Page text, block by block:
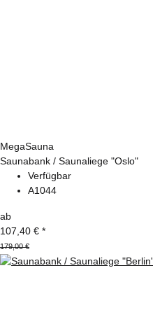
MegaSauna
Saunabank / Saunaliege "Oslo"
Verfügbar
A1044
ab
107,40 € *
179,00 €